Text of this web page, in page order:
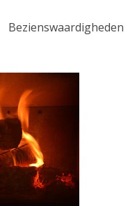
Bezienswaardigheden